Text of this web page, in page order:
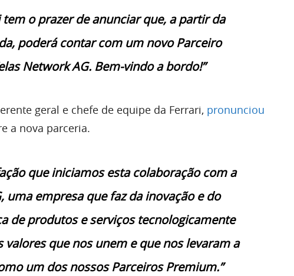
tem o prazer de anunciar que, a partir da
poderá contar com um novo Parceiro
Network AG. Bem-vindo a bordo!”
geral e chefe de equipe da Ferrari, pronunciou
a nova parceria.
que iniciamos esta colaboração com a
uma empresa que faz da inovação e do
de produtos e serviços tecnologicamente
valores que nos unem e que nos levaram a
um dos nossos Parceiros Premium.”